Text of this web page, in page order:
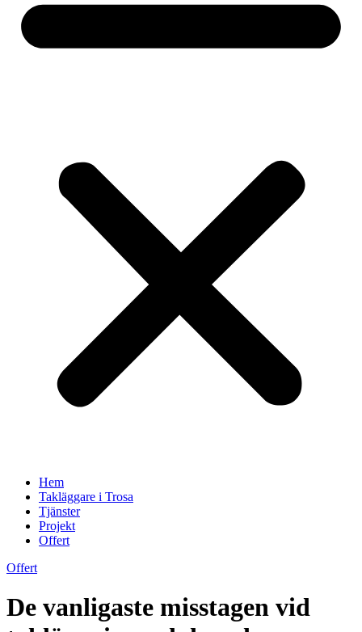
Hem
Takläggare i Trosa
Tjänster
Projekt
Offert
Offert
De vanligaste misstagen vid